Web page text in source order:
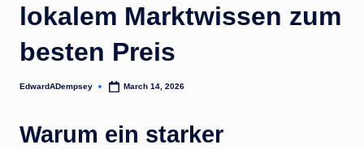
lokalem Marktwissen zum
besten Preis
Posted
EdwardADempsey March 14, 2026
Warum ein starker